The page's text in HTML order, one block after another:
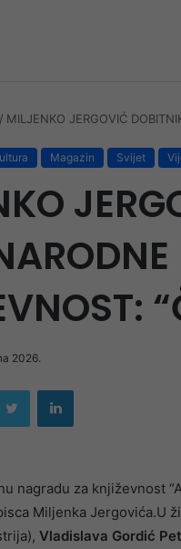
/ MILJENKO JERGOVIĆ
Magazin Svijet
2026.
Twitter LinkedIn
nagradu za književnost
Miljenka Jergovića.U
Vladislava Gordić